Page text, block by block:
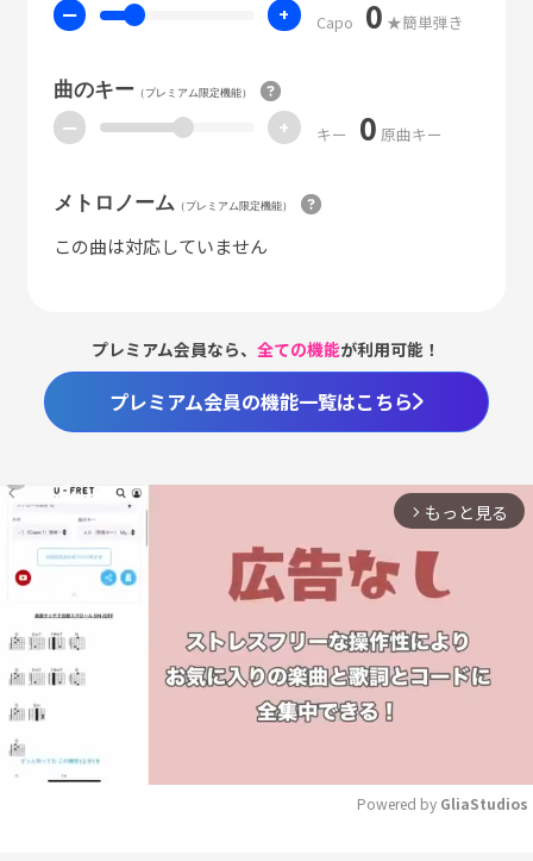
ー + Capo 0 ★簡単弾き
曲のキー（プレミアム限定機能）
ー + キー 0 原曲キー
メトロノーム （プレミアム限定機能）
この曲は対応していません
プレミアム会員なら、全ての機能が利用可能！
プレミアム会員の機能一覧はこちら
arrow_forward_ios もっと見る
Powered by GliaStudios